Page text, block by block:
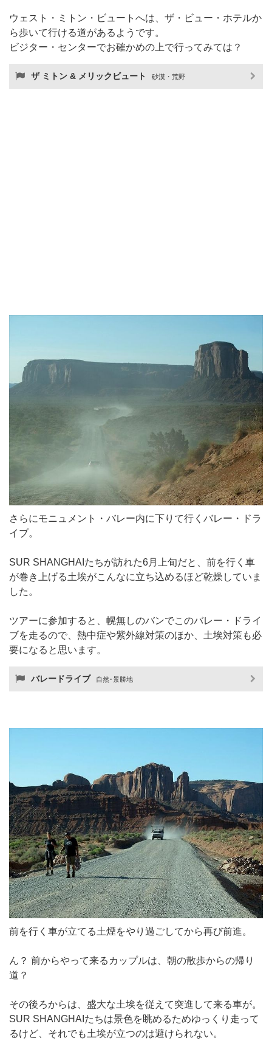
ウェスト・ミトン・ビュートへは、ザ・ビュー・ホテルか
ら歩いて行ける道があるようです。
ビジター・センターでお確かめの上で行ってみては？
ザ ミトン & メリックビュート 砂漠・荒野
さらにモニュメント・バレー内に下りて行くバレー・ドラ
イブ。
SUR SHANGHAIたちが訪れた6月上旬だと、前を行く車
が巻き上げる土埃がこんなに立ち込めるほど乾燥していま
した。
ツアーに参加すると、幌無しのバンでこのバレー・ドライ
ブを走るので、熱中症や紫外線対策のほか、土埃対策も必
要になると思います。
バレードライブ 自然･景勝地
前を行く車が立てる土煙をやり過ごしてから再び前進。
ん？ 前からやって来るカップルは、朝の散歩からの帰り
道？
その後ろからは、盛大な土埃を従えて突進して来る車が。
SUR SHANGHAIたちは景色を眺めるためゆっくり走って
るけど、それでも土埃が立つのは避けられない。